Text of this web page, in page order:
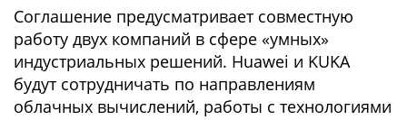
Соглашение предусматривает совместную
работу двух компаний в сфере «умных»
индустриальных решений. Huawei и KUKA
будут сотрудничать по направлениям
облачных вычислений, работы с технологиями